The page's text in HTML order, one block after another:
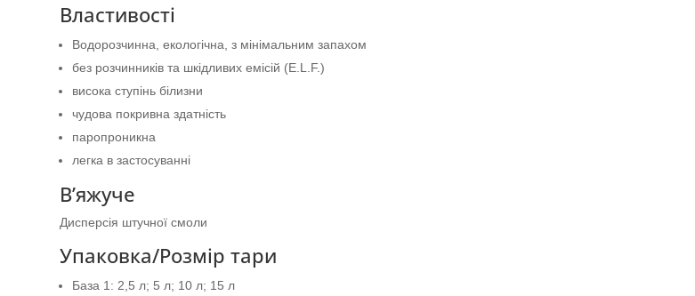
Властивості
Водорозчинна, екологічна, з мінімальним запахом
без розчинників та шкідливих емісій (E.L.F.)
висока ступінь білизни
чудова покривна здатність
паропроникна
легка в застосуванні
В’яжуче
Дисперсія штучної смоли
Упаковка/Розмір тари
Базa 1: 2,5 л; 5 л; 10 л; 15 л